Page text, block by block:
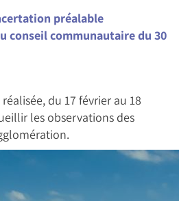
préalable
conseil communautaire du 30
du 17 février au 18
les observations des